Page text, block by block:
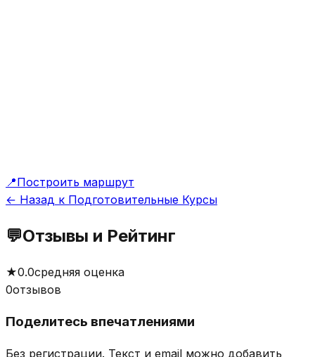
📍Построить маршрут
← Назад к Подготовительные Курсы
💬Отзывы и Рейтинг
★0.0средняя оценка
0отзывов
Поделитесь впечатлениями
Без регистрации. Текст и email можно добавить